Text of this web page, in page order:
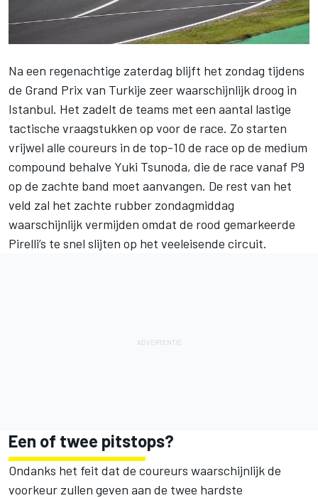
Na een regenachtige zaterdag blijft het zondag tijdens
de Grand Prix van Turkije zeer waarschijnlijk droog in
Istanbul. Het zadelt de teams met een aantal lastige
tactische vraagstukken op voor de race. Zo starten
vrijwel alle coureurs in de top-10 de race op de medium
compound behalve Yuki Tsunoda, die de race vanaf P9
op de zachte band moet aanvangen. De rest van het
veld zal het zachte rubber zondagmiddag
waarschijnlijk vermijden omdat de rood gemarkeerde
Pirelli’s te snel slijten op het veeleisende circuit.
Een of twee pitstops?
Ondanks het feit dat de coureurs waarschijnlijk de
voorkeur zullen geven aan de twee hardste